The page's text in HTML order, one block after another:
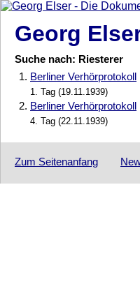
Georg
Suche nach: Riesterer
1. Berliner Verhörprotokoll
1. Tag (19.11.1939)
2. Berliner Verhörprotokoll
4. Tag (22.11.1939)
Zum Seitenanfang